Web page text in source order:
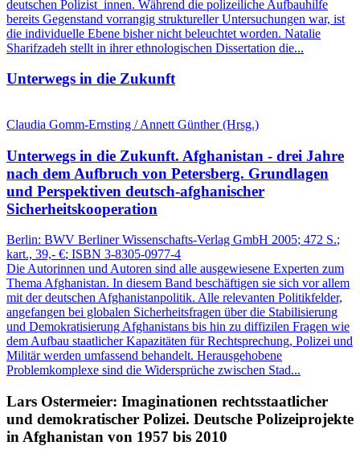
deutschen Polizist_innen. Während die polizeiliche Aufbauhilfe
bereits Gegenstand vorrangig struktureller Untersuchungen war, ist
die individuelle Ebene bisher nicht beleuchtet worden. Natalie
Sharifzadeh stellt in ihrer ethnologischen Dissertation die...
Unterwegs in die Zukunft
Claudia Gomm-Ernsting / Annett Günther (Hrsg.)
Unterwegs in die Zukunft. Afghanistan - drei Jahre
nach dem Aufbruch von Petersberg. Grundlagen
und Perspektiven deutsch-afghanischer
Sicherheitskooperation
Berlin: BWV Berliner Wissenschafts-Verlag GmbH 2005; 472 S.;
kart., 39,- €; ISBN 3-8305-0977-4
Die Autorinnen und Autoren sind alle ausgewiesene Experten zum
Thema Afghanistan. In diesem Band beschäftigen sie sich vor allem
mit der deutschen Afghanistanpolitik. Alle relevanten Politikfelder,
angefangen bei globalen Sicherheitsfragen über die Stabilisierung
und Demokratisierung Afghanistans bis hin zu diffizilen Fragen wie
dem Aufbau staatlicher Kapazitäten für Rechtsprechung, Polizei und
Militär werden umfassend behandelt. Herausgehobene
Problemkomplexe sind die Widersprüche zwischen Stad...
Lars Ostermeier: Imaginationen rechtsstaatlicher
und demokratischer Polizei. Deutsche Polizeiprojekte
in Afghanistan von 1957 bis 2010